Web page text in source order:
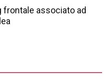
associato ad